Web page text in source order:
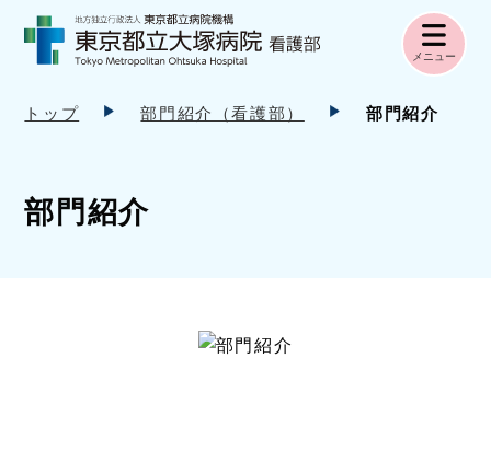
メニュー
トップ 部門紹介（看護部） 部門紹介
部門紹介